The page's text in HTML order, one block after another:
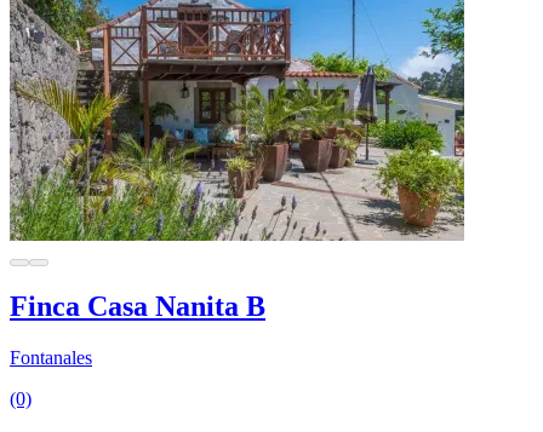
Finca Casa Nanita B
Fontanales
(0)